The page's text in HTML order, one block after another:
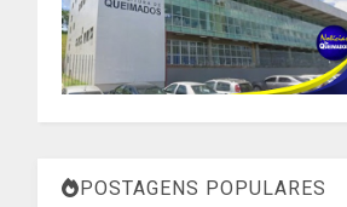
POSTAGENS POPULARES